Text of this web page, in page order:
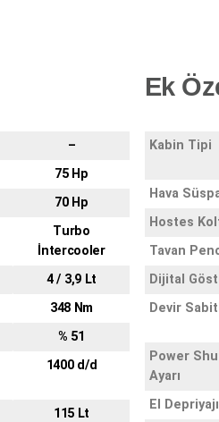
–
75 Hp
70 Hp
Turbo
İntercooler
4 / 3,9 Lt
348 Nm
% 51
1400 d/d
115 Lt
Ek
Kabin Tipi
Hava
Hostes
Tavan
Dijital
Devir
Power
Ayarı
El Depriyajı